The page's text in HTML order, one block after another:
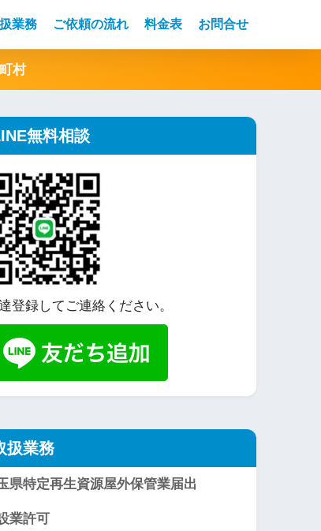
業務 ご依頼の流れ 料金表 お問合せ
村
無料相談
登録してご連絡ください。
扱業務
県特定再生資源屋外保管業届出
業許可